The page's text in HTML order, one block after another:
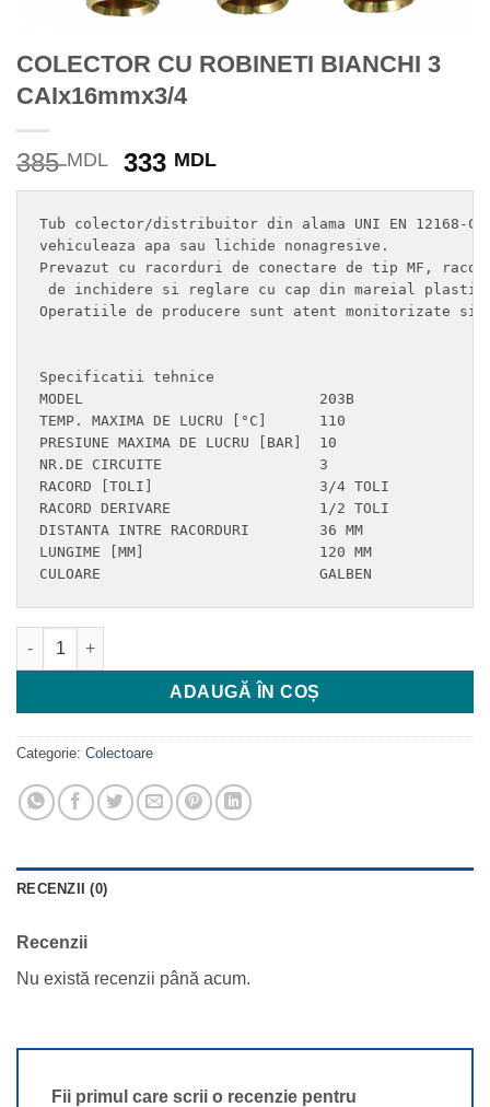
COLECTOR CU ROBINETI BIANCHI 3
CAIx16mmx3/4
385MDL
Prețul
inițial
a
fost:
385 MDL.
333 MDLPrețul
curent
este:
333 MDL.
Tub colector/distribuitor din alama UNI EN 12168-
vehiculeaza apa sau lichide nonagresive.
Prevazut cu racorduri de conectare de tip MF,
de inchidere si reglare cu cap din mareial
Operatiile de producere sunt atent monitorizate si
Specificatii tehnice
MODEL	                        203B
TEMP. MAXIMA DE LUCRU [°C]	110
PRESIUNE MAXIMA DE LUCRU [BAR]	10
NR.DE CIRCUITE	                3
RACORD [TOLI]	                3/4 TOLI
RACORD DERIVARE	                1/2 TOLI
DISTANTA INTRE RACORDURI	36 MM
LUNGIME [MM]	                120 MM
CULOARE	                        GALBEN
Cantitate COLECTOR CU ROBINETI BIANCHI 3 CAIx16mmx3/4
ADAUGĂ ÎN COȘ
Categorie: Colectoare
RECENZII (0)
Recenzii
Nu există recenzii până acum.
Fii primul care scrii o recenzie pentru